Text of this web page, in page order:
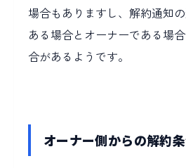
場合もありますし、解約通知
ある場合とオーナーである場
合があるようです。
オーナー側からの解約